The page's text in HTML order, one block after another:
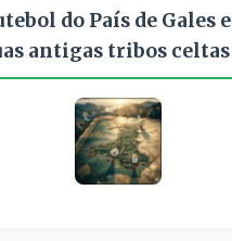
do País de Gales e
antigas tribos celtas